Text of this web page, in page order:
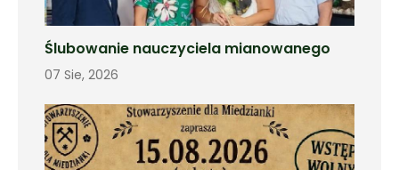
Ślubowanie nauczyciela mianowanego
07 Sie, 2026